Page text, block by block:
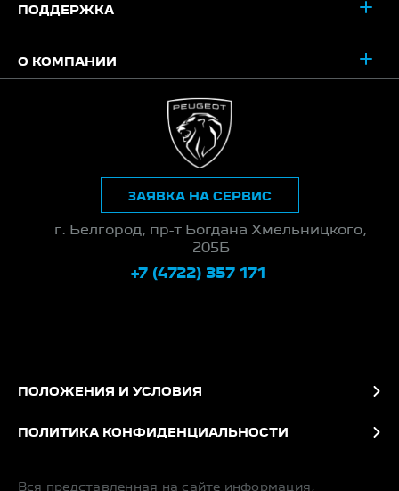
ПОДДЕРЖКА
О КОМПАНИИ
г. Белгород, пр-т Богдана Хмельницкого,
205Б
+7 (4722) 357 171
ЗАЯВКА НА СЕРВИС
ПОЛОЖЕНИЯ И УСЛОВИЯ
ПОЛИТИКА КОНФИДЕНЦИАЛЬНОСТИ
Вся представленная на сайте информация,